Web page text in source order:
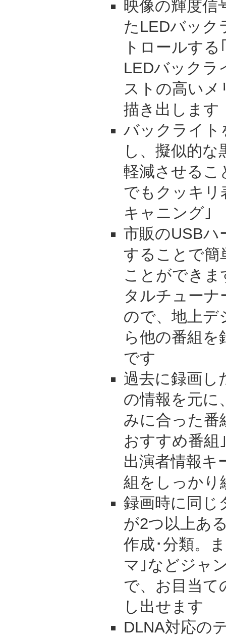
映像の輝度信
たLEDバック
トロールす
LEDバックラ
ストの高いメ
描き出します
バックライト
し、擬似的な
軽減させるこ
でもクッキリ
キャニング｣
市販のUSBハ
することで簡
ことができ
タルチュー
ので、地上デ
ら他の番組を
です
過去に録画し
の情報を元に
みに合った番
おすすめ番組
出演者情報キ
組をしっかり
録画時に同じ
が2つ以上あ
作成･分類。
マ｣などジャ
で、お目当て
し出せます
DLNA対応の